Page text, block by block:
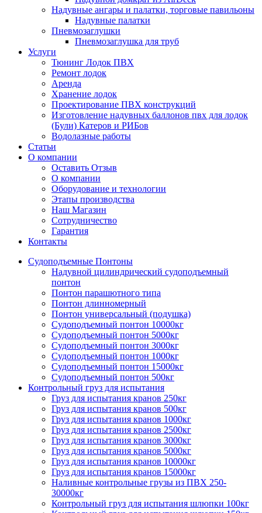
Надувные ангары и палатки, торговые павильоны
Надувные палатки
Пневмозаглушки
Пневмозаглушка для труб
Услуги
Тюнинг Лодок ПВХ
Ремонт лодок
Аренда
Хранение лодок
Проектирование ПВХ конструкций
Изготовление надувных баллонов пвх для лодок
(Були) Катеров и РИБов
Водолазные работы
Статьи
О компании
Оставить Отзыв
О компании
Оборудование и технологии
Этапы производства
Наш Магазин
Сотрудничество
Гарантия
Контакты
Судоподъемные Понтоны
Надувной цилиндрический судоподъемный
понтон
Понтон парашютного типа
Понтон длинномерный
Понтон универсальный (подушка)
Судоподъемный понтон 10000кг
Судоподъемный понтон 5000кг
Судоподъемный понтон 3000кг
Судоподъемный понтон 1000кг
Судоподъемный понтон 15000кг
Судоподъемный понтон 500кг
Контрольный груз для испытания
Груз для испытания кранов 250кг
Груз для испытания кранов 500кг
Груз для испытания кранов 1000кг
Груз для испытания кранов 2500кг
Груз для испытания кранов 3000кг
Груз для испытания кранов 5000кг
Груз для испытания кранов 10000кг
Груз для испытания кранов 15000кг
Наливные контрольные грузы из ПВХ 250-
30000кг
Контрольный груз для испытания шлюпки 100кг